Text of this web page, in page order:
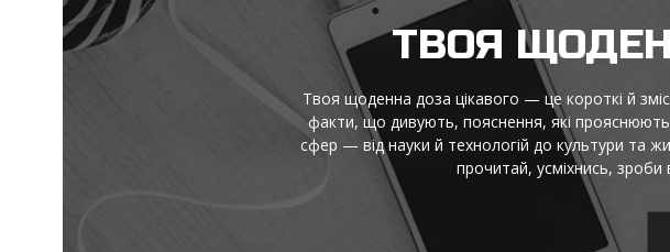
ТВОЯ
Твоя щоденна доза цікавого — це короткі й
факти, що дивують, пояснення, які прояснюють,
сфер — від науки й технологій до культури та
прочитай, усміхнись,